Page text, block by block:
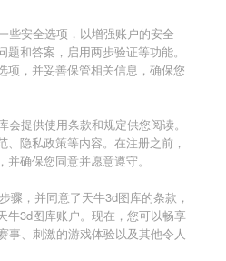
些安全选项，以增强账户的安全
和答案，启用两步验证等功能。
项，并妥善保管相关信息，确保您
会提供使用条款和规定供您阅读。
隐私政策等内容。在注册之前，
确保您同意并愿意遵守。
骤，并同意了天牛3d图库的条款，
牛3d图库账户。现在，您可以畅享
事、刺激的游戏体验以及其他令人